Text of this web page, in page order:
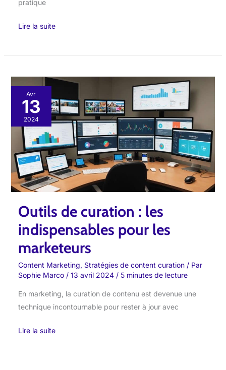
pratique
Lire la suite
Avr
13
2024
Outils de curation : les
indispensables pour les
marketeurs
Content Marketing, Stratégies de content curation/ Par
Sophie Marco / 13 avril 2024 / 5 minutes de lecture
En marketing, la curation de contenu est devenue une
technique incontournable pour rester à jour avec
Outils
de
curation
les
indispensables
pour
les
Lire la suite